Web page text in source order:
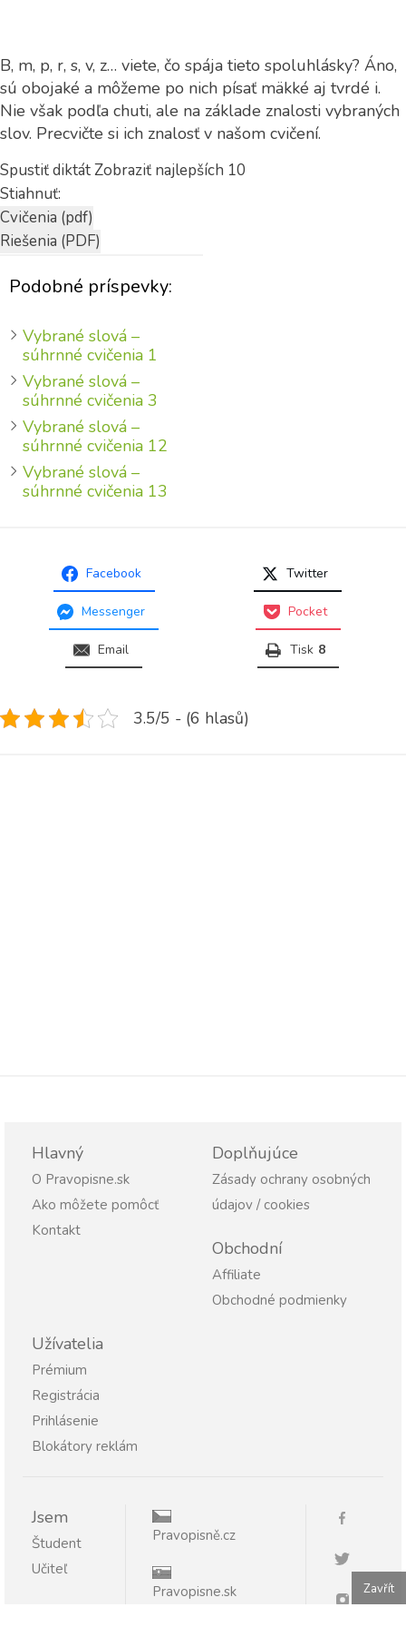
B, m, p, r, s, v, z… viete, čo spája tieto spoluhlásky? Áno,
sú obojaké a môžeme po nich písať mäkké aj tvrdé i.
Nie však podľa chuti, ale na základe znalosti vybraných
slov. Precvičte si ich znalosť v našom cvičení.
Spustiť diktátZobraziť najlepších 10
Stiahnuť:
Podobné príspevky:
Vybrané slová –
súhrnné cvičenia 1
Vybrané slová –
súhrnné cvičenia 3
Vybrané slová –
súhrnné cvičenia 12
Vybrané slová –
súhrnné cvičenia 13
Facebook Twitter
Messenger Pocket
Email Tisk 8
3.5/5 - (6 hlasů)
Hlavný
O Pravopisne.sk
Ako môžete pomôcť
Kontakt
Doplňujúce
Zásady ochrany osobných
údajov / cookies
Obchodní
Affiliate
Obchodné podmienky
Užívatelia
Prémium
Registrácia
Prihlásenie
Blokátory reklám
Jsem
Študent
Učiteľ
Pravopisně.cz
Pravopisne.sk Zavřít